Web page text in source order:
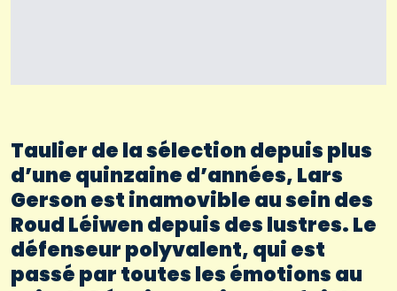
Taulier de la sélection depuis plus
d’une quinzaine d’années, Lars
Gerson est inamovible au sein des
Roud Léiwen depuis des lustres. Le
défenseur polyvalent, qui est
passé par toutes les émotions au